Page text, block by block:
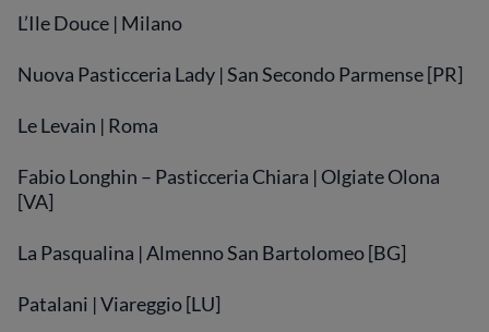
L’Ile Douce | Milano
Nuova Pasticceria Lady | San Secondo Parmense [PR]
Le Levain | Roma
Fabio Longhin – Pasticceria Chiara | Olgiate Olona
[VA]
La Pasqualina | Almenno San Bartolomeo [BG]
Patalani | Viareggio [LU]